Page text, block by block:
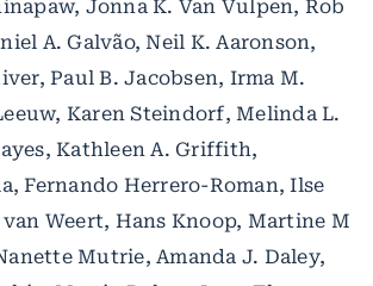
Jonna K. Van Vulpen, Rob
A. Galvão, Neil K. Aaronson,
Paul B. Jacobsen, Irma M.
Karen Steindorf, Melinda L.
Kathleen A. Griffith,
Fernando Herrero-Roman, Ilse
Weert, Hans Knoop, Martine M
Mutrie, Amanda J. Daley,